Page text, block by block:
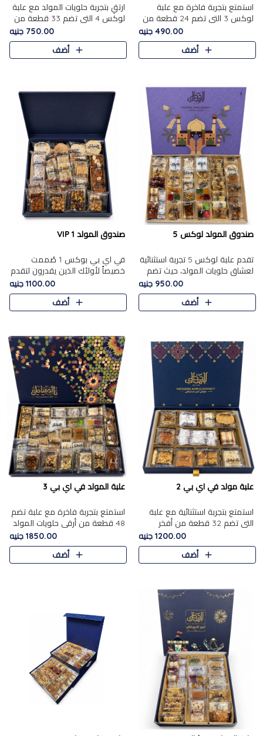
استمتع بتجربة فاخرة مع علبة
لوكس 3 التي تضم 24 قطعة من
أشهر حلويات المولد الشرقية
المختارة بعناية. تحتوي التشكيلة
على الجزرية بالفول، والملب..
490.00 جنيه
أضف
ارتقِ بتجربة حلويات المولد مع علبة
لوكس 4 التي تضم 33 قطعة من
تشكيلة فاخرة ومتنوعة من أشهر
الأصناف الشرقية. تحتوي العلبة على
الجزرية بالفول،..
750.00 جنيه
أضف
صندوق المولد لوكس 5
تقدم علبة لوكس 5 تجربة استثنائية
لعشاق حلويات المولد، حيث تضم
42 قطعة من تشكيلة فاخرة تجمع
بين أشهر الأصناف التقليدية وأصناف
مميزة مختارة بع..
950.00 جنيه
أضف
صندوق المولد VIP 1
في اي بي بوكس 1 صُممت
خصيصاً لأولئك الذين يقدرون لتقدم
تجربة استثنائية بوكس تجمع بين
أفخر حلويات المولد المصري مع
تشكيلة مختارة من الأصناف ..
1100.00 جنيه
أضف
علبة مولد في اي بي 2
استمتع بتجربة استثنائية مع علبة
التي تضم 32 قطعة من أفخر
حلويات المولد الشرقية، في تشكيلة
تجمع بين الأصالة والاختيارات
الفاخرة. تحتوي العلبة..
1200.00 جنيه
أضف
علبة المولد في اي بي 3
استمتع بتجربة فاخرة مع علبة تضم
48 قطعة من أرقى حلويات المولد
الشرقية، في تشكيلة تجمع بين
الأصناف التقليدية الفاخرة والاختيارات
1850.00 جنيه
أضف